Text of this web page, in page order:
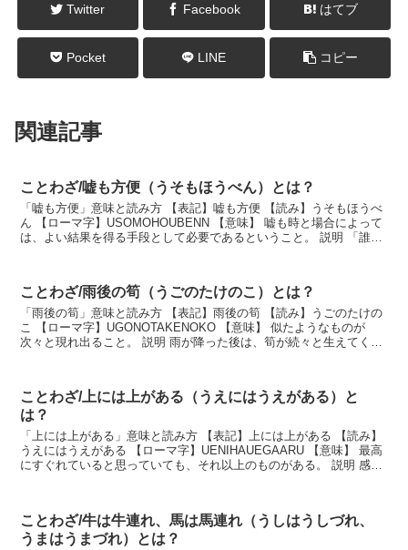
Twitter Facebook はてブ
Pocket LINE コピー
関連記事
ことわざ/嘘も方便（うそもほうべん）とは？
「嘘も方便」意味と読み方 【表記】嘘も方便 【読み】うそもほうべ
ん 【ローマ字】USOMOHOUBENN 【意味】 嘘も時と場合によって
は、よい結果を得る手段として必要であるということ。 説明 「誰か
ことわざ/雨後の筍（うごのたけのこ）とは？
「雨後の筍」意味と読み方 【表記】雨後の筍 【読み】うごのたけの
こ 【ローマ字】UGONOTAKENOKO 【意味】 似たようなものが
次々と現れ出ること。 説明 雨が降った後は、筍が続々と生えてくる
ことわざ/上には上がある（うえにはうえがある）と
は？
「上には上がある」意味と読み方 【表記】上には上がある 【読み】
うえにはうえがある 【ローマ字】UENIHAUEGAARU 【意味】 最高
にすぐれていると思っていても、それ以上のものがある。 説明 感嘆
ことわざ/牛は牛連れ、馬は馬連れ（うしはうしづれ、
うまはうまづれ）とは？